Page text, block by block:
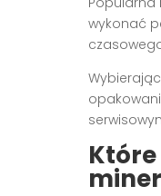
wykonać